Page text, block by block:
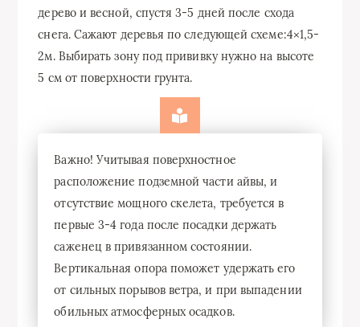
дерево и весной, спустя 3-5 дней после схода
снега. Сажают деревья по следующей схеме:4×1,5-
2м. Выбирать зону под прививку нужно на высоте
5 см от поверхности грунта.
Важно! Учитывая поверхностное
расположение подземной части айвы, и
отсутствие мощного скелета, требуется в
первые 3-4 года после посадки держать
саженец в привязанном состоянии.
Вертикальная опора поможет удержать его
от сильных порывов ветра, и при выпадении
обильных атмосферных осадков.